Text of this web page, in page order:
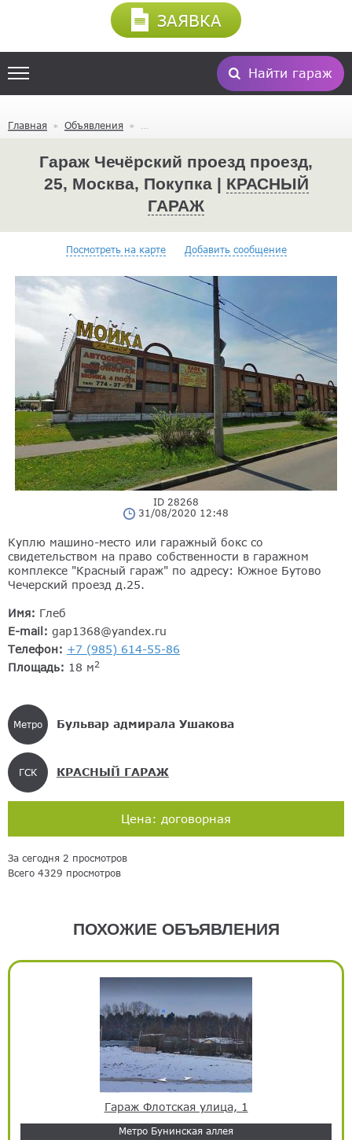
Найти гараж
ЗАЯВКА
Главная Объявления
Гараж Чечёрский проезд проезд,
25, Москва, Покупка | КРАСНЫЙ
ГАРАЖ
Посмотреть на карте Добавить сообщение
ID 28268
31/08/2020 12:48
Куплю машино-место или гаражный бокс со
свидетельством на право собственности в гаражном
комплексе "Красный гараж" по адресу: Южное Бутово
Чечерский проезд д.25.
Имя: Глеб
E-mail: gap1368@yandex.ru
Телефон: +7 (985) 614-55-86
Площадь: 18 м2
Метро Бульвар адмирала Ушакова
ГСК КРАСНЫЙ ГАРАЖ
Цена: договорная
За сегодня 2 просмотров
Всего 4329 просмотров
ПОХОЖИЕ ОБЪЯВЛЕНИЯ
Гараж Флотская улица, 1
Метро Бунинская аллея